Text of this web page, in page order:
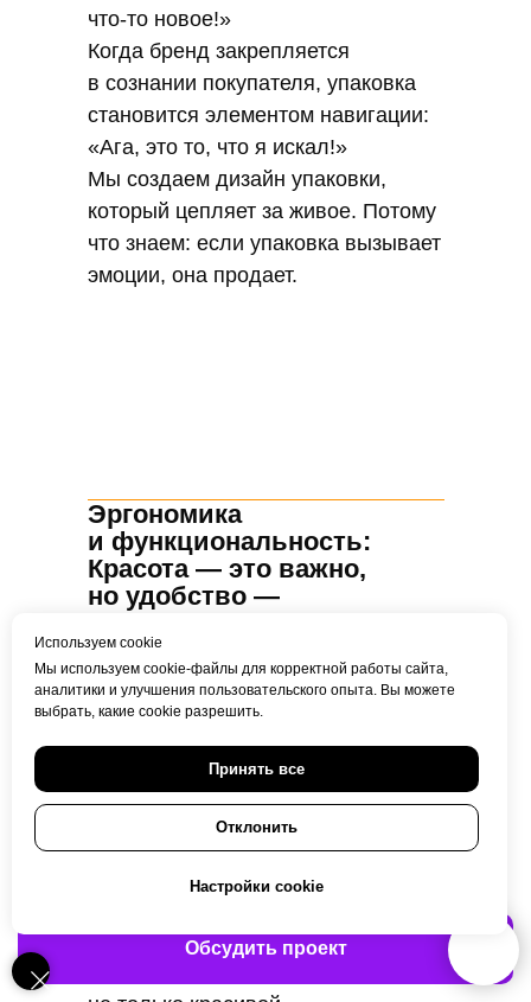
что-то новое!»
Когда бренд закрепляется
в сознании покупателя, упаковка
становится элементом навигации:
«Ага, это то, что я искал!»
Мы создаем дизайн упаковки,
который цепляет за живое. Потому
что знаем: если упаковка вызывает
эмоции, она продает.
Эргономика
и функциональность:
Красота — это важно,
но удобство —
Красивый дизайн упаковки — это
здорово, но если упаковка
неудобна, она быстро разочарует.
Мы думаем не только о внешнем
виде, но и о том, как твой продукт
будет использоваться.
держать в руках? Не порвется ли
Мы учитываем все эти моменты,
Обсудить проект
Используем cookie
Мы используем cookie-файлы для корректной работы сайта,
аналитики и улучшения пользовательского опыта. Вы можете
выбрать, какие cookie разрешить.
Принять все
Отклонить
Настройки cookie